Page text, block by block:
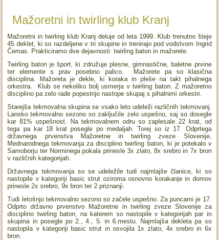
Mažoretni in twirling klub Kranj
Mažoretni in twirling klub Kranj deluje od leta 1999. Klub trenutno šteje
45 deklet, ki so razdeljene v tri skupine in trenirajo pod vodstvom Ingrid
Čemas. Prakticiramo dve dejavnosti: twirling baton in mažorete.
Twirling baton je šport, ki združuje plesne, gimnastične, baletne prvine
ter elemente s prav posebno palico. Mažorete pa so klasična
disciplina. Mažoreta je dekle, ki koraka in pleše na takt pihalnega
orkestra. Klub se nekoliko bolj usmerja v twirling baton. Z mažoretno
disciplino pa zelo rade popestrijo nastope skupaj s pihalnimi orkestri.
Starejša tekmovalna skupina se vsako leto udeleži različnih tekmovanj.
Lansko tekmovalno sezono so zaključile zelo uspešno, saj so dosegle
kar 81% uspešnost. Na tekmovalnem odru so zaplesale 22 krat, od
tega pa kar 18 krat posegle po medaljah. Torej so iz 17. Odprtega
državnega prvenstva Mažoretne in twirling zveze Slovenije,
Mednarodnega tekmovanja za disciplino twirling baton, ki je potekalo v
Samoborju ter Norminega pokala prinesle 3x zlato, 8x srebro in 7x bron
v različnih kategorijah.
Državnega tekmovanja so se udeležile tudi najmlajše članice, ki so
nastopile v kategoriji basic strut oziroma osnovno korakanje in domov
prinesle 2x srebro, 9x bron ter 2 priznanji.
Tudi letošnjo tekmovalno sezono so začele uspešno. Za puncami je 17.
Odprto državno prvenstvo Mažoretne in twirling zveze Slovenije za
disciplino twirling baton, na katerem so nastopile v kategorijah par in
skupina in posegle po 2., 4., 5. in 6.mestu. Najmlajša dekleta pa so
nastopila v kategoriji basic strut in osvojila 1x zlato, 4x srebro in 6x
bron.